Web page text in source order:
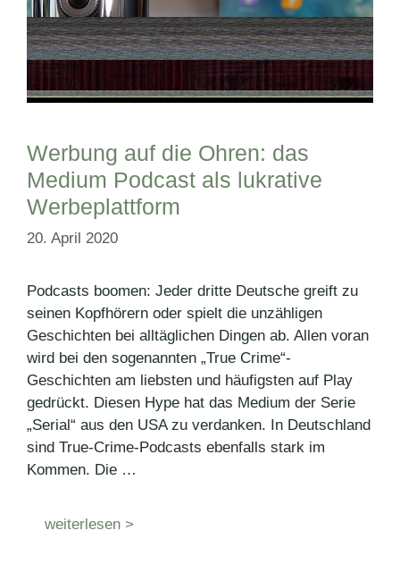
Werbung auf die Ohren: das
Medium Podcast als lukrative
Werbeplattform
20. April 2020
Podcasts boomen: Jeder dritte Deutsche greift zu
seinen Kopfhörern oder spielt die unzähligen
Geschichten bei alltäglichen Dingen ab. Allen voran
wird bei den sogenannten „True Crime“-
Geschichten am liebsten und häufigsten auf Play
gedrückt. Diesen Hype hat das Medium der Serie
„Serial“ aus den USA zu verdanken. In Deutschland
sind True-Crime-Podcasts ebenfalls stark im
Kommen. Die …
weiterlesen >